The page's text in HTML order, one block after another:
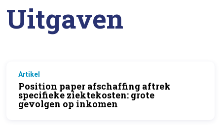
Uitgaven
Artikel
Position paper afschaffing aftrek
specifieke ziektekosten: grote
gevolgen op inkomen